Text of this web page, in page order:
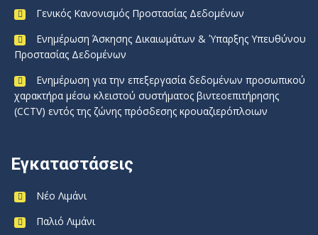
Γενικός Κανονισμός Προστασίας Δεδομένων
Ενημέρωση Άσκησης Δικαιωμάτων & Ύπαρξης Υπευθύνου
Προστασίας Δεδομένων
Ενημέρωση για την επεξεργασία δεδομένων προσωπικού
χαρακτήρα μέσω κλειστού συστήματος βιντεοεπιτήρησης
(CCTV) εντός της ζώνης πρόσδεσης κρουαζιερόπλοιων
Εγκαταστάσεις
Νέο Λιμάνι
Παλιό Λιμάνι